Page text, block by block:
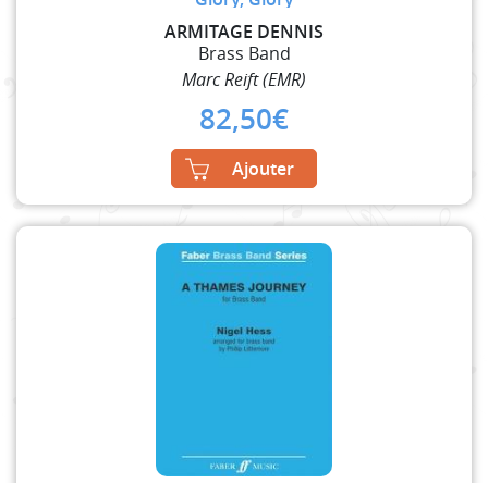
ARMITAGE DENNIS
Brass Band
Marc Reift (EMR)
82,50€
Ajouter